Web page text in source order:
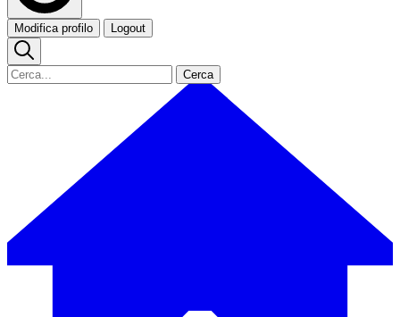
Modifica profilo Logout
Cerca